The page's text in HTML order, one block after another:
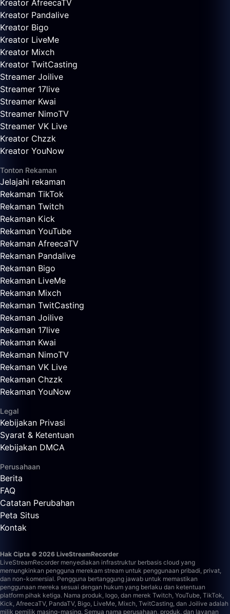
Kreator AfreecaTV
Kreator Pandalive
Kreator Bigo
Kreator LiveMe
Kreator Mixch
Kreator TwitCasting
Streamer Joilive
Streamer 17live
Streamer Kwai
Streamer NimoTV
Streamer VK Live
Kreator Chzzk
Kreator YouNow
Tonton Rekaman
Jelajahi rekaman
Rekaman TikTok
Rekaman Twitch
Rekaman Kick
Rekaman YouTube
Rekaman AfreecaTV
Rekaman Pandalive
Rekaman Bigo
Rekaman LiveMe
Rekaman Mixch
Rekaman TwitCasting
Rekaman Joilive
Rekaman 17live
Rekaman Kwai
Rekaman NimoTV
Rekaman VK Live
Rekaman Chzzk
Rekaman YouNow
Legal
Kebijakan Privasi
Syarat & Ketentuan
Kebijakan DMCA
Perusahaan
Berita
FAQ
Catatan Perubahan
Peta Situs
Kontak
Hak Cipta © 2026 LiveStreamRecorder
LiveStreamRecorder menyediakan infrastruktur berbasis cloud yang
memungkinkan pengguna merekam stream untuk penggunaan pribadi, privat,
dan non-komersial. Pengguna bertanggung jawab untuk memastikan
penggunaan mereka sesuai dengan hukum yang berlaku dan ketentuan
platform pihak ketiga. Nama produk, logo, dan merek Twitch, YouTube, TikTok,
Kick, AfreecaTV, PandaTV, Bigo, LiveMe, Mixch, TwitCasting, dan Joilive adalah
milik pemilik masing-masing. Semua nama perusahaan, produk, dan layanan